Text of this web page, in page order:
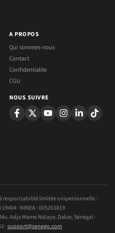
A PROPOS
Qui sommes-nous
Contact
Confidentialite
CGU
NOUS SUIVRE
responsabilité limitée unipersonnelle ·
19404 · NINEA : 005263819
Adja Mame Ndiaye, Dakar, Sénégal ·
·support@senego.com